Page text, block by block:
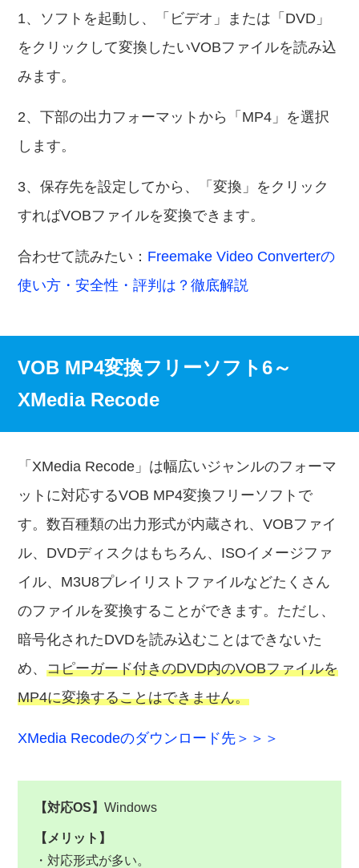
1、ソフトを起動し、「ビデオ」または「DVD」
をクリックして変換したいVOBファイルを読み込
みます。
2、下部の出力フォーマットから「MP4」を選択
します。
3、保存先を設定してから、「変換」をクリック
すればVOBファイルを変換できます。
合わせて読みたい： Freemake Video Converterの
使い方・安全性・評判は？徹底解説
VOB MP4変換フリーソフト6～
XMedia Recode
「XMedia Recode」は幅広いジャンルのフォーマ
ットに対応するVOB MP4変換フリーソフトで
す。数百種類の出力形式が内蔵され、VOBファイ
ル、DVDディスクはもちろん、ISOイメージファ
イル、M3U8プレイリストファイルなどたくさん
のファイルを変換することができます。ただし、
暗号化されたDVDを読み込むことはできないた
め、コピーガード付きのDVD内のVOBファイルを
MP4に変換することはできません。
XMedia Recodeのダウンロード先＞＞＞
【対応OS】 Windows
【メリット】
・対応形式が多い。